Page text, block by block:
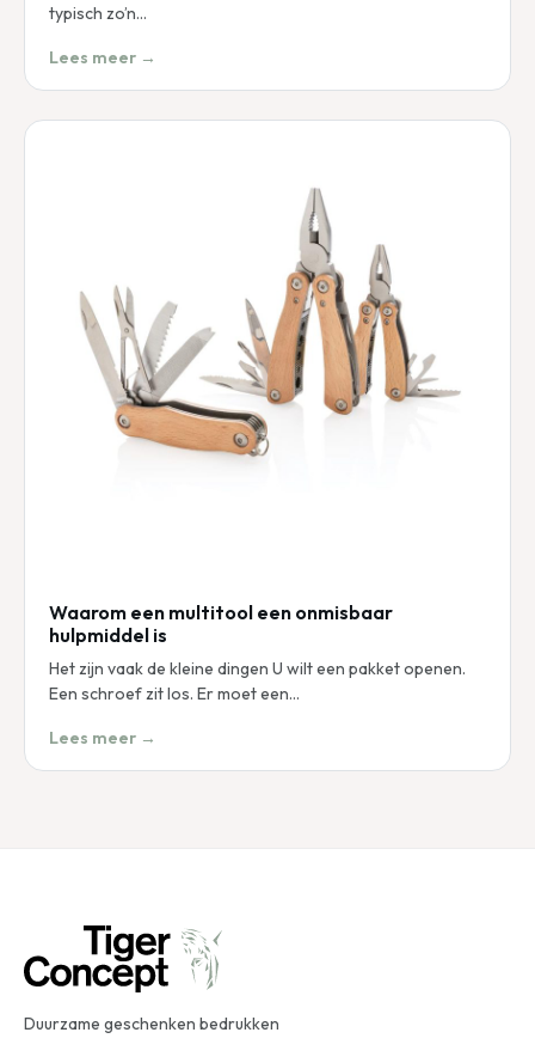
typisch zo’n…
Lees meer →
Waarom een multitool een onmisbaar
hulpmiddel is
Het zijn vaak de kleine dingen U wilt een pakket openen.
Een schroef zit los. Er moet een…
Lees meer →
Duurzame geschenken bedrukken